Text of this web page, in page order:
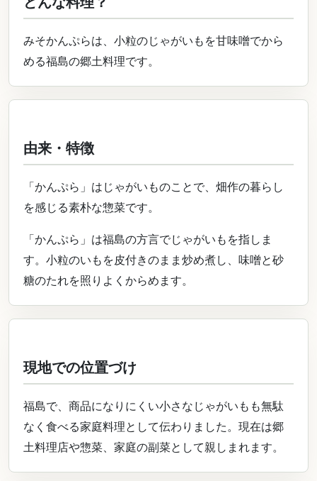
みそかんぷらは、小粒のじゃがいもを甘味噌でから
める福島の郷土料理です。
由来・特徴
「かんぷら」はじゃがいものことで、畑作の暮らし
を感じる素朴な惣菜です。
「かんぷら」は福島の方言でじゃがいもを指しま
す。小粒のいもを皮付きのまま炒め煮し、味噌と砂
糖のたれを照りよくからめます。
現地での位置づけ
福島で、商品になりにくい小さなじゃがいもも無駄
なく食べる家庭料理として伝わりました。現在は郷
土料理店や惣菜、家庭の副菜として親しまれます。